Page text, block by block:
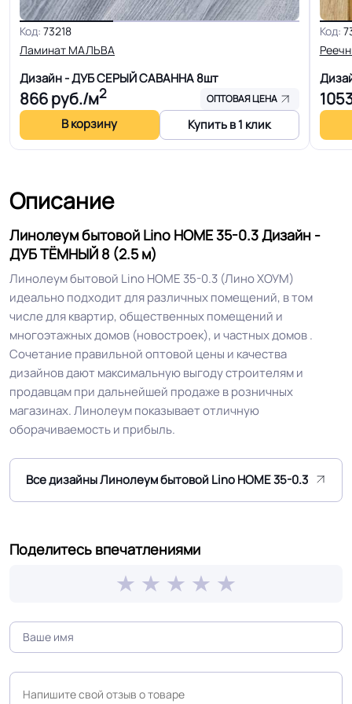
Область применения
Для пола, Для дома, Для спальни,
Для офиса, Для модульных зданий,
Для теплого пола, Для квартиры,
Для строителей, Для магазинов,
Для жилых зон, Для опта, Для
розницы Для детской
толщин
Класс горючести
КМ 5 по ФЗ 123 от 22.07.2008г, где
Класс 21/23 кл.
Устойчивость к химии Отличная
Особенности
коллекции
Двойная основа EXTRA TEXTILE и
полное отсутствие усадки
Защитный слой
противоскольжения
R9
Вес 1 м.кв.
Срок службы
Код: 73218
Ламинат МАЛЬВА
Дизайн - ДУБ СЕРЫЙ САВАННА8шт
866руб./м2 ОПТОВАЯ ЦЕНА
В корзину Купить в 1 клик
Код:
Описание
Линолеум бытовой Lino HOME 35-0.3 Дизайн -
ДУБ ТЁМНЫЙ 8 (2.5 м)
Линолеум бытовой Lino HOME 35-0.3 (Лино ХОУМ)
идеально подходит для различных помещений, в том
числе для квартир, общественных помещений и
многоэтажных домов (новостроек), и частных домов .
Сочетание правильной оптовой цены и качества
дизайнов дают максимальную выгоду строителям и
продавцам при дальнейшей продаже в розничных
магазинах. Линолеум показывает отличную
оборачиваемость и прибыль.
Все дизайны Линолеум бытовой Lino HOME 35-0.3
Поделитесь впечатлениями